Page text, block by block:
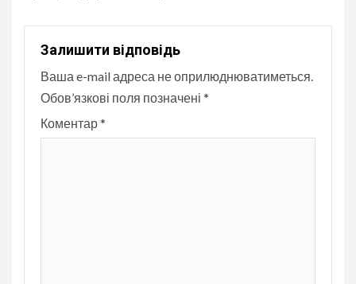
Залишити відповідь
Ваша e-mail адреса не оприлюднюватиметься.
Обов’язкові поля позначені *
Коментар*